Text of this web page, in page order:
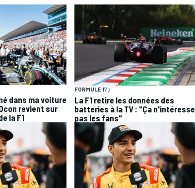
dans ma voiture
revient sur
la F1
FORMULE 17 j
La F1 retire les données des
batteries à la TV : "Ça n'intéresse
pas les fans"